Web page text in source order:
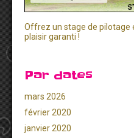
Offrez un stage de
plaisir garanti !
Par dates
mars 2026
février 2020
janvier 2020